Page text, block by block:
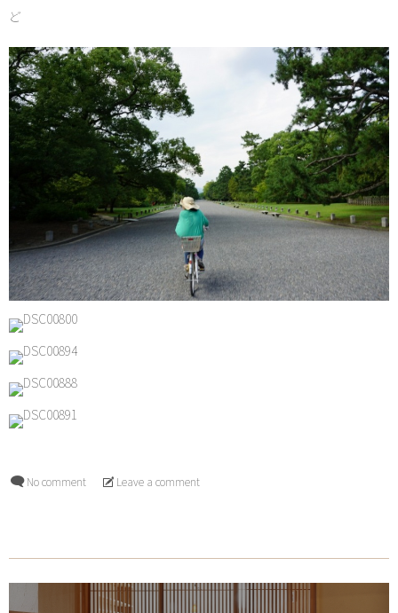
ど
No comment Leave a comment